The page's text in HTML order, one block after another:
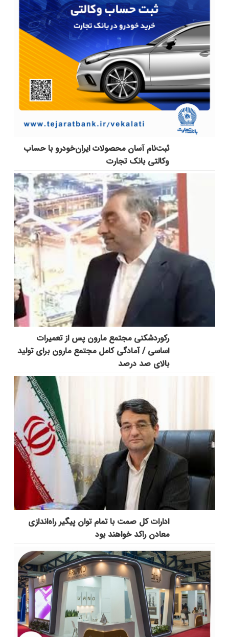
ثبت‌نام آسان محصولات ایران‌خودرو با حساب
وکالتی بانک تجارت
رکوردشکنی مجتمع مارون پس از تعمیرات
اساسی / آمادگی کامل مجتمع مارون برای تولید
بالای صد درصد
ادارات کل صمت با تمام توان پیگیر راه‌اندازی
معادن راکد خواهند بود